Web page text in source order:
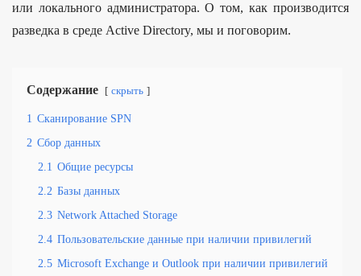
или локального администратора. О том, как производится
разведка в среде Active Directory, мы и поговорим.
Содержание скрыть
1 Сканирование SPN
2 Сбор данных
2.1 Общие ресурсы
2.2 Базы данных
2.3 Network Attached Storage
2.4 Пользовательские данные при наличии привилегий
2.5 Microsoft Exchange и Outlook при наличии привилегий